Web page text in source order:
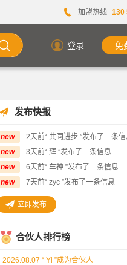
加盟热线 130
登录 免
发布快报
new
2天前“ 共同进步 ”发布了一条信
new
3天前“ 辉 ”发布了一条信息
new
6天前“ 车神 ”发布了一条信息
new
7天前“ zyc ”发布了一条信息
立即发布
合伙人排行榜
2026.08.06 “匿名 ”成为合伙人
2026.08.07 “ 柏荣斯基 ”成为合伙人
2026.08.07 “ 派 星 ”成为合伙人
2026.08.07 “ Yi ”成为合伙人